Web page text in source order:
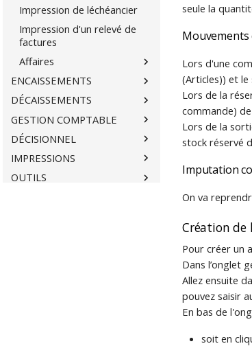
Impression de léchéancier
Impression d'un relevé de
factures
Affaires
ENCAISSEMENTS
DÉCAISSEMENTS
GESTION COMPTABLE
DÉCISIONNEL
IMPRESSIONS
OUTILS
seule la
Mouvements
Lors d'une
(Articles)) et
Lors de la
commande)
Lors de la
stock réservé
Imputation
On va
Création
Pour créer un
Dans l’onglet
Allez ensuite
pouvez saisir
En bas de
soit en